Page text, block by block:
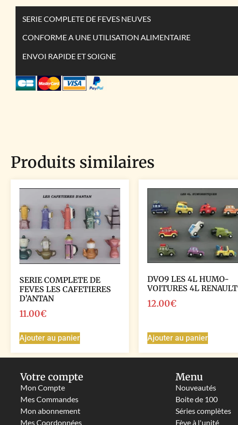
SERIE COMPLETE DE FEVES NEUVES
CONFORME A UNE UTILISATION ALIMENTAIRE
ENVOI RAPIDE ET SOIGNE
Produits similaires
SERIE COMPLETE DE
FEVES LES CAFETIERES
D’ANTAN
11.00€
Ajouter au panier
DVO9 LES 4L HUMO-
VOITURES 4L RENAULT
12.00€
Ajouter au panier
Votre compte
Mon Compte
Mes Commandes
Mon abonnement
Mes Coordonnées
Menu
Nouveautés
Boite de 100
Séries complètes
Fève à l'unité